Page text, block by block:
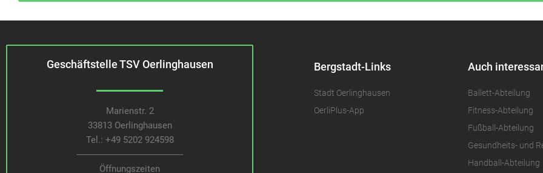
Geschäftstelle TSV Oerlinghausen
Marienstr. 2
33813 Oerlinghausen
Tel.: +49 5202 924598
--------------------------------------------
Öffnungszeiten
Bergstadt-Links
Stadt Oerlinghausen
OerliPlus-App
Auch
Ballett-Abteilung
Fitness-Abteilung
Fußball-Abteilung
Gesundheits- und
Handball-Abteilung